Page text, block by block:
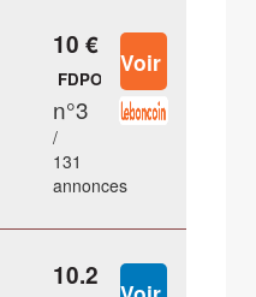
10 €
FDPOUT
n°3
/
131
annonces
10.2 €